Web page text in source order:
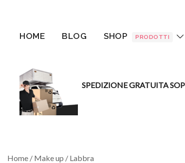
HOME BLOG SHOP PRODOTTI
SPEDIZIONE GRATUITA
Home / Make up / Labbra